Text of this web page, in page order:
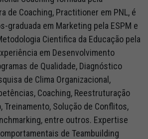
de Coaching, Practitioner em PNL, é
graduada em Marketing pela ESPM e
Cientifica da Educação pela
em Desenvolvimento
de Qualidade, Diagnóstico
de Clima Organizacional,
Coaching, Reestruturação
Treinamento, Solução de Conflitos,
entre outros. Expertise
de Teambuilding